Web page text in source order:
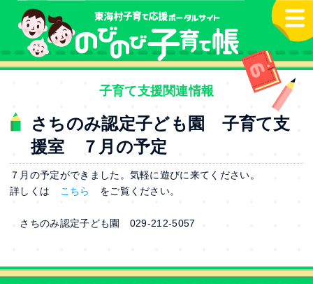
本文へ
子育て支援関連情報
さちのみ認定子ども園 子育て支
援室 ７月の予定
７月の予定ができました。気軽に遊びに来てください。
詳しくは
こちら をご覧ください。
さちのみ認定子ども園 029-212-5057